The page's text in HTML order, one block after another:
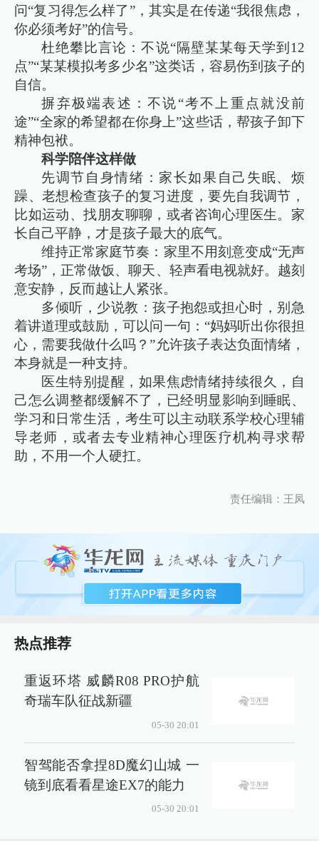
问“复习得怎么样了”，其实是在传递“我很焦虑，
你必须考好”的信号。
杜绝攀比言论：不说“隔壁某某每天学到12
点”“某某模拟考多少名”这类话，容易伤到孩子的
自信。
摒弃极端表述：不说“考不上重点就没前
途”“全家的希望都在你身上”这些话，帮孩子卸下
精神包袱。
科学陪伴这样做
先调节自身情绪：家长如果自己失眠、烦
躁、老想检查孩子的复习进度，要先自我调节，
比如运动、找朋友聊聊，或者咨询心理医生。家
长自己平静，才是孩子最大的底气。
维持正常家庭节奏：家里不用刻意变成“无声
考场”，正常做饭、聊天、轻声看电视就好。越刻
意安静，反而越让人紧张。
多倾听，少说教：孩子抱怨或担心时，别急
着讲道理或鼓励，可以问一句：“妈妈听出你很担
心，需要我做什么吗？”允许孩子表达负面情绪，
本身就是一种支持。
医生特别提醒，如果焦虑情绪持续很久，自
己怎么调整都缓解不了，已经明显影响到睡眠、
学习和日常生活，考生可以主动联系学校心理辅
导老师，或者去专业精神心理医疗机构寻求帮
助，不用一个人硬扛。
责任编辑：王凤
热点推荐
重返环塔 威麟R08 PRO护航
奇瑞车队征战新疆
05-30 20:01
智驾能否拿捏8D魔幻山城 一
镜到底看看星途EX7的能力
05-30 20:01